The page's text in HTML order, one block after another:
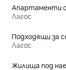
Лагос
Лагос